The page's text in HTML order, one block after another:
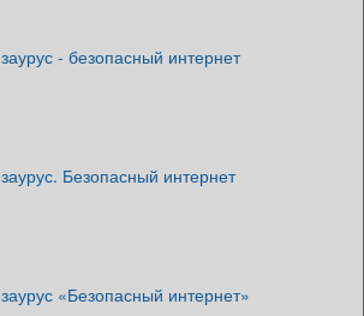
- безопасный интернет
Безопасный интернет
«Безопасный интернет»